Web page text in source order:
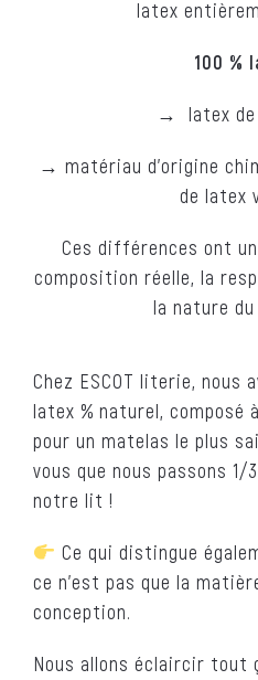
latex
100 %
→ latex de
→ matériau d’origine
de latex
Ces différences ont
composition réelle, la
la nature
Chez ESCOT literie, nous
latex % naturel, composé
pour un matelas le plus
vous que nous passons 1/
notre lit !
Ce qui distingue
ce n’est pas que la
conception.
Nous allons éclaircir tout